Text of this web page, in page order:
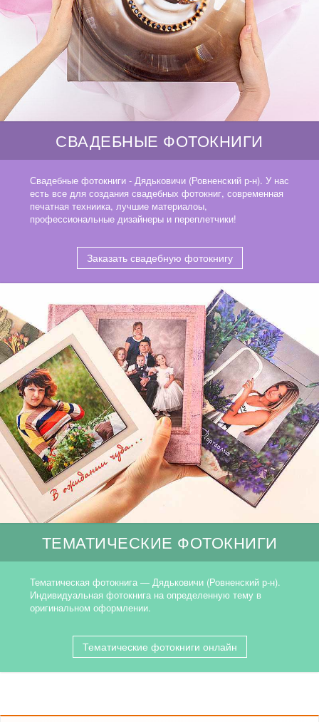
СВАДЕБНЫЕ ФОТОКНИГИ
Свадебные фотокниги - Дядьковичи (Ровненский р-н). У нас
есть все для создания свадебных фотокниг, современная
печатная техниика, лучшие материалоы,
профессиональные дизайнеры и переплетчики!
Заказать свадебную фотокнигу
ТЕМАТИЧЕСКИЕ ФОТОКНИГИ
Тематическая фотокнига — Дядьковичи (Ровненский р-н).
Индивидуальная фотокнига на определенную тему в
оригинальном оформлении.
Тематические фотокниги онлайн